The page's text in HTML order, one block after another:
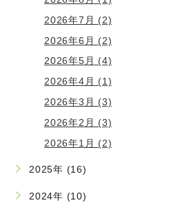
2026年7月 (2)
2026年6月 (2)
2026年5月 (4)
2026年4月 (1)
2026年3月 (3)
2026年2月 (3)
2026年1月 (2)
2025年 (16)
2024年 (10)